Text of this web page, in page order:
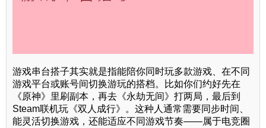
游戏串台搭子其实就是指能陪你同时玩多款游戏、在不同
游戏平台或账号间切换游玩的搭档。比如你们约好先在
《原神》里刷副本，再去《永劫无间》打两局，最后到
Steam联机玩《双人成行》。这种人通常需要同步时间、
能灵活切换游戏，还能适应不同游戏节奏——属于电竞圈